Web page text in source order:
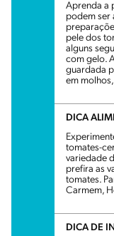
Aprenda a
podem ser
pele dos
alguns
com gelo.
guardada
em
DICA
tomates-
variedade
prefira as
tomates.
Carmem,
DICA DE